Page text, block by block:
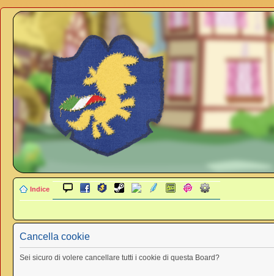
Indice
Cancella cookie
Sei sicuro di volere cancellare tutti i cookie di questa Board?